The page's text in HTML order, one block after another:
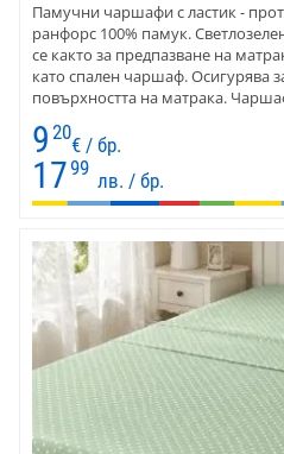
Памучни чаршафи с ластик -
ранфорс 100% памук.
се както за предпазване на
като спален чаршаф. Осигурява
повърхността на матрака.
се набират.
9 20
€ / бр.
1799
лв. / бр.